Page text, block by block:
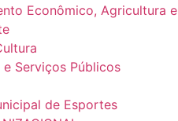
Econômico, Agricultura e
Serviços Públicos
de Esportes